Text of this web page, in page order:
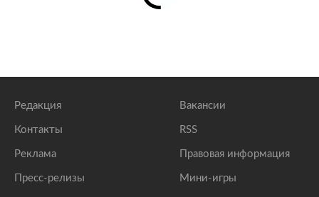
Редакция
Контакты
Реклама
Пресс-релизы
Вакансии
RSS
Правовая информация
Мини-игры